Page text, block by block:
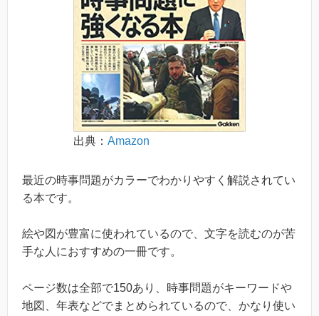
出典： Amazon
最近の時事問題がカラーでわかりやすく解説されてい
る本です。
絵や図が豊富に使われているので、文字を読むのが苦
手な人におすすめの一冊です。
ページ数は全部で150あり、時事問題がキーワードや
地図、年表などでまとめられているので、かなり使い